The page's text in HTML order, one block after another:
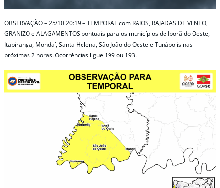
OBSERVAÇÃO – 25/10 20:19 – TEMPORAL com RAIOS, RAJADAS DE VENTO,
GRANIZO e ALAGAMENTOS pontuais para os municípios de Iporã do Oeste,
Itapiranga, Mondaí, Santa Helena, São João do Oeste e Tunápolis nas
próximas 2 horas. Ocorrências ligue 199 ou 193.